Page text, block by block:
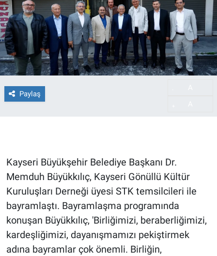
Paylaş
Kayseri Büyükşehir Belediye Başkanı Dr.
Memduh Büyükkılıç, Kayseri Gönüllü Kültür
Kuruluşları Derneği üyesi STK temsilcileri ile
bayramlaştı. Bayramlaşma programında
konuşan Büyükkılıç, 'Birliğimizi, beraberliğimizi,
kardeşliğimizi, dayanışmamızı pekiştirmek
adına bayramlar çok önemli. Birliğin,
Künye
Son Dakika Haberleri
Haber Arşivi